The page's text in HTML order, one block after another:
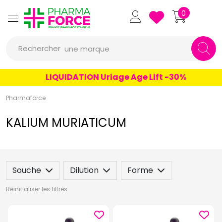
Pharmaforce Grande Pharmacie
0
Rechercher
un conseil
un produit
une marque
LIQUIDATION Uriage Age Lift -30%
Pharmaforce
KALIUM MURIATICUM
Souche Dilution Forme
Réinitialiser les filtres